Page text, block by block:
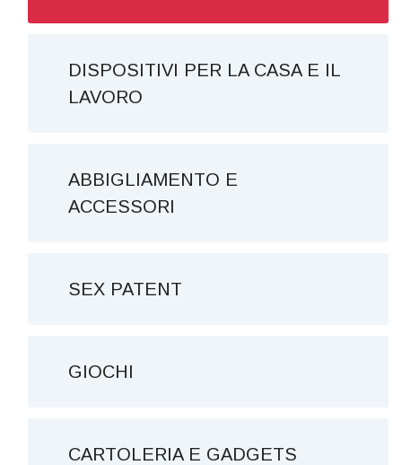
DISPOSITIVI PER LA CASA E IL
LAVORO
ABBIGLIAMENTO E
ACCESSORI
SEX PATENT
GIOCHI
CARTOLERIA E GADGETS